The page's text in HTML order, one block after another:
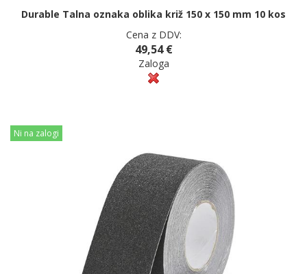
Durable Talna oznaka oblika križ 150 x 150 mm 10 kos
Cena z DDV:
49,54 €
Zaloga
Ni na zalogi